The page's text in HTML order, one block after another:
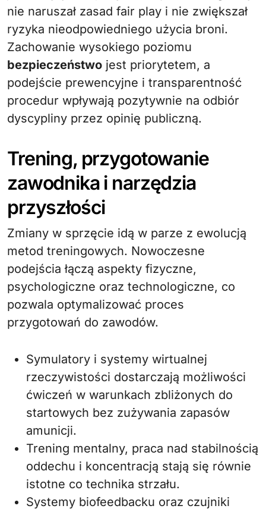
nie naruszał zasad fair play i nie zwiększał
ryzyka nieodpowiedniego użycia broni.
Zachowanie wysokiego poziomu
bezpieczeństwo jest priorytetem, a
podejście prewencyjne i transparentność
procedur wpływają pozytywnie na odbiór
dyscypliny przez opinię publiczną.
Trening, przygotowanie
zawodnika i narzędzia
przyszłości
Zmiany w sprzęcie idą w parze z ewolucją
metod treningowych. Nowoczesne
podejścia łączą aspekty fizyczne,
psychologiczne oraz technologiczne, co
pozwala optymalizować proces
przygotowań do zawodów.
Symulatory i systemy wirtualnej
rzeczywistości dostarczają możliwości
ćwiczeń w warunkach zbliżonych do
startowych bez zużywania zapasów
amunicji.
Trening mentalny, praca nad stabilnością
oddechu i koncentracją stają się równie
istotne co technika strzału.
Systemy biofeedbacku oraz czujniki